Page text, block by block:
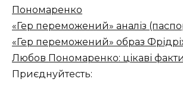
Пономаренко
«Гер переможений» аналіз
«Гер переможений» образ
Любов Пономаренко: цікаві факти
Приєднуйтесть: